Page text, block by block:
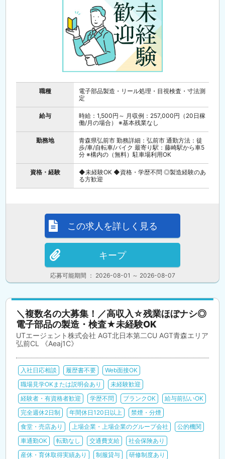
職種
電子部品製造・リール処理・目視検査・寸法測
定
給与
時給：1,500円～ 月収例：257,000円（20日稼
働/月の場合） ※基本残業なし
勤務地
青森県弘前市 勤務詳細：弘前市 通勤方法：徒
歩/車/自転車/バイク 最寄り駅：藤崎駅から車5
分 ※構内の（無料）駐車場利用OK
資格・経験
◆未経験OK ◆資格・学歴不問 ◎製造経験のあ
る方歓迎
応募可能期間 ： 2026-08-01 ～ 2026-08-07
この求人を詳しく見る
キープ
＼複数名の大募集！／高収入☆残業ほぼナシ◎
電子部品の製造・検査★未経験OK
UTエージェント株式会社 AGT北日本第二CU AGT青森エリア
弘前CL 《Aeaj1C》
入社日応相談 履歴書不要
Web面接OK
職場見学OKまたは説明会あり
未経験歓迎
経験者・有資格者歓迎
学歴不問 ブランクOK
給与前払いOK
完全週休2日制
年間休日120日以上
禁煙・分煙
食堂・売店あり
上場企業・上場企業のグループ会社
公的機関
車通勤OK
転勤なし 交通費支給
社会保険あり
産休・育休取得実績あり
制服貸与 研修制度あり